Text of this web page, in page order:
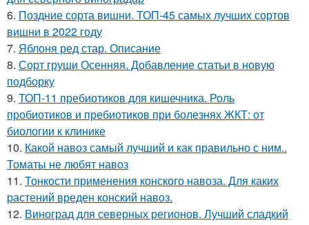
6. Поздние сорта вишни. ТОП-45 самых лучших сортов
вишни в 2022 году
7. Яблоня ред стар. Описание
8. Сорт груши Осенняя. Добавление статьи в новую
подборку
9. ТОП-11 пребиотиков для кишечника. Роль
пробиотиков и пребиотиков при болезнях ЖКТ: от
биологии к клинике
10. Какой навоз самый лучший и как правильно с ним..
Томаты не любят навоз
11. Тонкости применения конского навоза. Для каких
растений вреден конский навоз.
12. Виноград для северных регионов. Лучший сладкий